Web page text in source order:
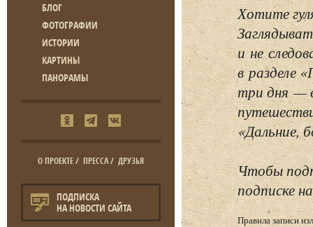
БЛОГ
ФОТОГРАФИИ
ИСТОРИИ
КАРТИНЫ
ПАНОРАМЫ
О ПРОЕКТЕ/ ПРЕССА/ ДРУЗЬЯ
ПОДПИСКА
НА НОВОСТИ САЙТА
Хотите
и не
в разделе
три дня —
«Дальние,
Чтобы
подписке
Правила записи